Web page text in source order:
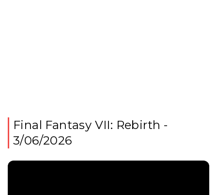
Final Fantasy VII: Rebirth -
3/06/2026